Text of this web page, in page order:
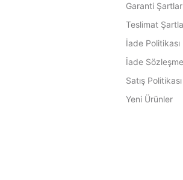
Garanti
Teslimat
İade Politikası
İade
Satış
Yeni Ürünler